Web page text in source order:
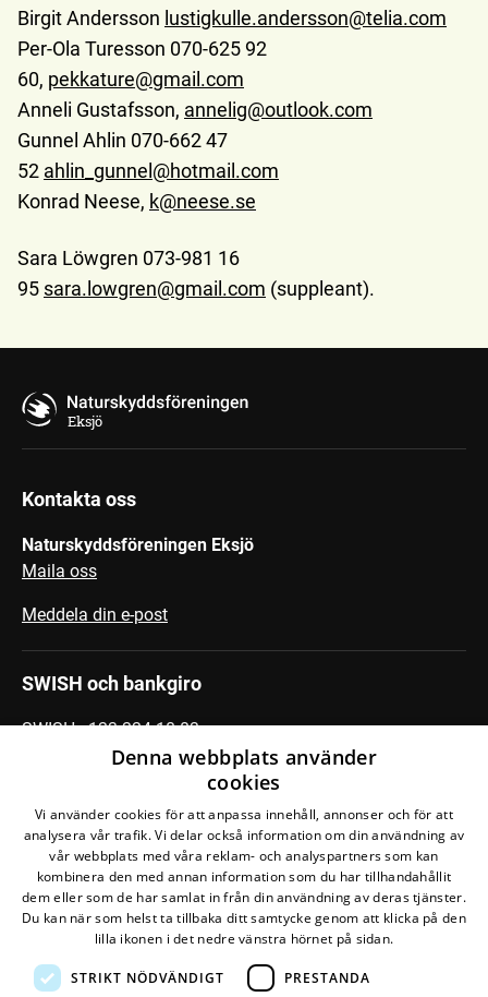
Birgit Andersson lustigkulle.andersson@telia.com
Per-Ola Turesson 070-625 92
60, pekkature@gmail.com
Anneli Gustafsson, annelig@outlook.com
Gunnel Ahlin 070-662 47
52 ahlin_gunnel@hotmail.com
Konrad Neese, k@neese.se
Sara Löwgren 073-981 16
95 sara.lowgren@gmail.com (suppleant).
Eksjö
Kontakta oss
Naturskyddsföreningen Eksjö
Maila oss
Meddela din e-post
SWISH och bankgiro
SWISH: 123 224 18 83
Bankgiro: 769-9689
Följ din krets
Den här webbplatsen drivs avGlesys AB
Denna webbplats använder
cookies
Vi använder cookies för att anpassa innehåll, annonser och för att
analysera vår trafik. Vi delar också information om din användning av
vår webbplats med våra reklam- och analyspartners som kan
kombinera den med annan information som du har tillhandahållit
dem eller som de har samlat in från din användning av deras tjänster.
Du kan när som helst ta tillbaka ditt samtycke genom att klicka på den
lilla ikonen i det nedre vänstra hörnet på sidan.
STRIKT NÖDVÄNDIGT PRESTANDA